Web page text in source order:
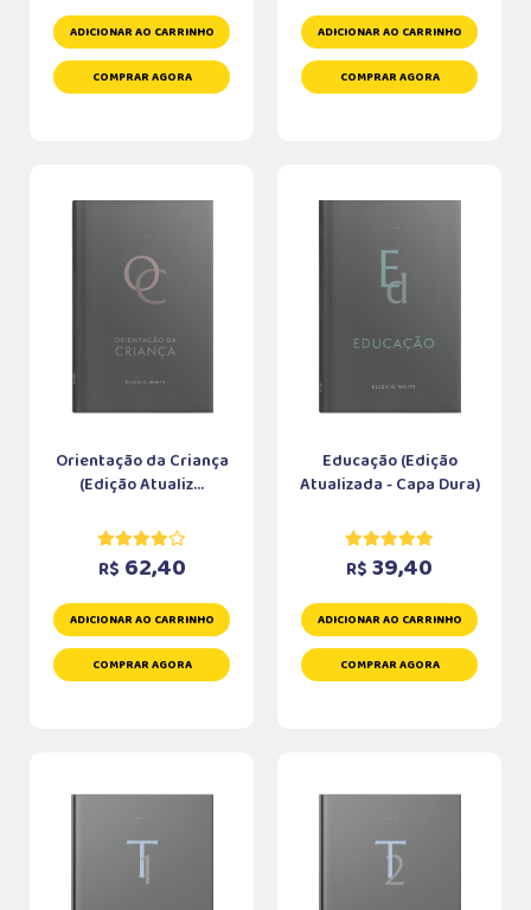
ADICIONAR AO CARRINHO
COMPRAR AGORA
ADICIONAR AO CARRINHO
COMPRAR AGORA
Orientação da Criança
(Edição Atualiz...
R$ 62,40
ADICIONAR AO CARRINHO
COMPRAR AGORA
Educação (Edição
Atualizada - Capa Dura)
R$ 39,40
ADICIONAR AO CARRINHO
COMPRAR AGORA